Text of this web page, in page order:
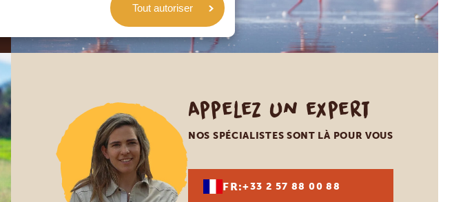
Tout autoriser
Appelez un expert
NOS SPÉCIALISTES SONT LÀ POUR VOUS
FR:+33 2 57 88 00 88